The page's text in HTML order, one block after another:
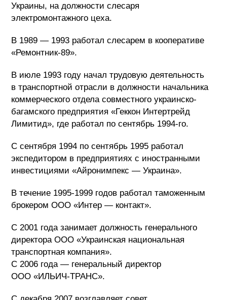
Украины, на должности слесаря
электромонтажного цеха.
В 1989 — 1993 работал слесарем в кооперативе
«Ремонтник-89».
В июле 1993 году начал трудовую деятельность
в транспортной отрасли в должности начальника
коммерческого отдела совместного украинско-
багамского предприятия «Геккон Интертрейд
Лимитид», где работал по сентябрь 1994-го.
С сентября 1994 по сентябрь 1995 работал
экспедитором в предприятиях с иностранными
инвестициями «Айронимпекс — Украина».
В течение 1995-1999 годов работал таможенным
брокером ООО «Интер — контакт».
С 2001 года занимает должность генерального
директора ООО «Украинская национальная
транспортная компания».
С 2006 года — генеральный директор
ООО «ИЛЬИЧ-ТРАНС».